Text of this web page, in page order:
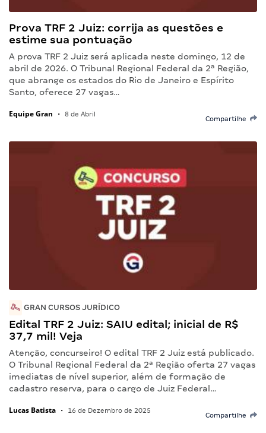
Prova TRF 2 Juiz: corrija as questões e
estime sua pontuação
A prova TRF 2 Juiz será aplicada neste domingo, 12 de
abril de 2026. O Tribunal Regional Federal da 2ª Região,
que abrange os estados do Rio de Janeiro e Espírito
Santo, oferece 27 vagas…
Equipe Gran • 8 de Abril
Compartilhe
GRAN CURSOS JURÍDICO
Edital TRF 2 Juiz: SAIU edital; inicial de R$
37,7 mil! Veja
Atenção, concurseiro! O edital TRF 2 Juiz está publicado.
O Tribunal Regional Federal da 2ª Região oferta 27 vagas
imediatas de nível superior, além de formação de
cadastro reserva, para o cargo de Juiz Federal…
Lucas Batista • 16 de Dezembro de 2025
Compartilhe